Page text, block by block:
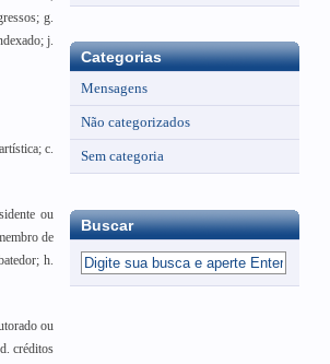
g.
j.
c.
ou
de
h.
ou
créditos
Categorias
Mensagens
Não categorizados
Sem categoria
Buscar